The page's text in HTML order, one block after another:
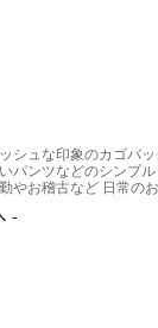
シュな印象のカゴバ
パンツなどのシンプ
やお稽古など 日常の